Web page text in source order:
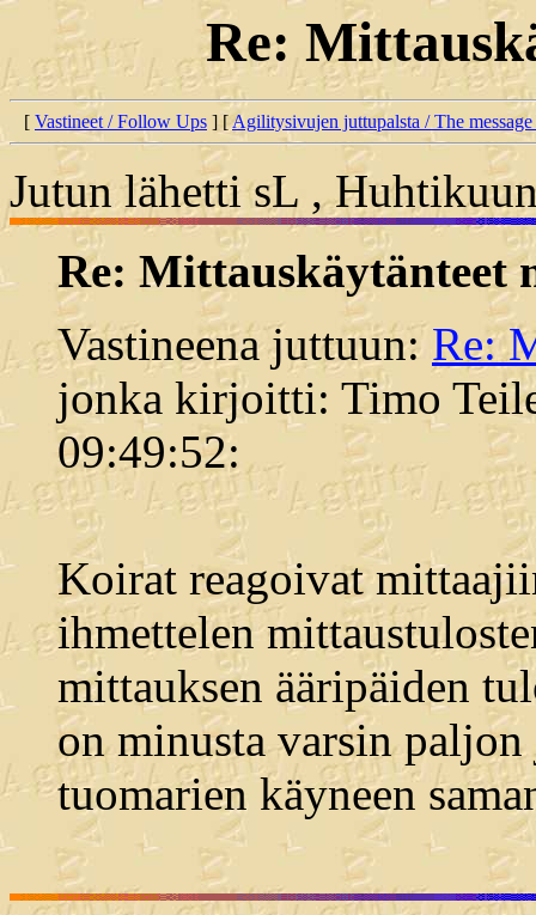
Re:
[ Vastineet / Follow Ups ] [Agilitysivujen juttupalsta / The
Jutun lähetti sL ,
Re: Mittauskäytänteet
Vastineena juttuun:Re:
jonka kirjoitti: Timo
09:49:52:
Koirat reagoivat
ihmettelen
mittauksen ääripäiden
on minusta varsin
tuomarien käyneen